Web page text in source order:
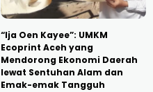
“Ija Oen Kayee”: UMKM
Ecoprint Aceh yang
Mendorong Ekonomi Daerah
lewat Sentuhan Alam dan
Emak-emak Tangguh